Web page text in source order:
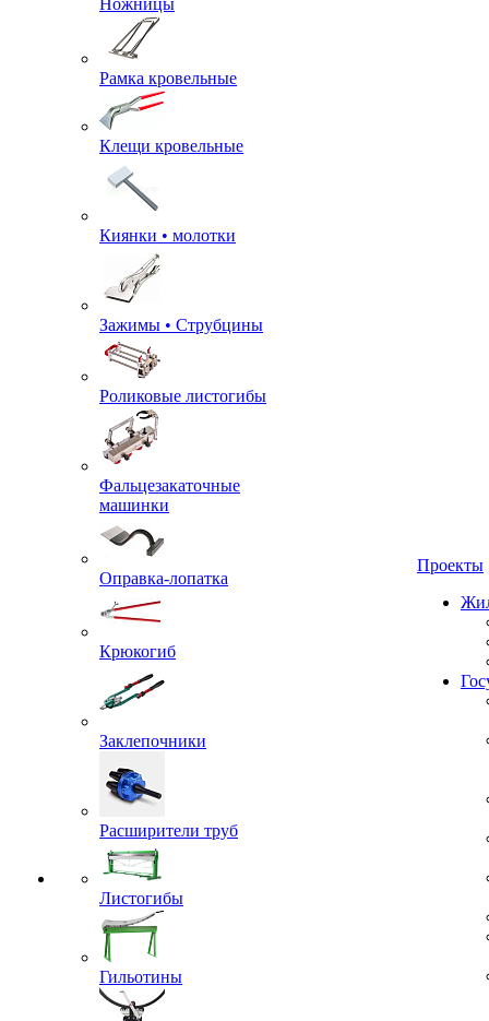
Ножницы
Рамка кровельные
Клещи кровельные
Киянки • молотки
Зажимы • Струбцины
Роликовые листогибы
Фальцезакаточные
машинки
Оправка-лопатка
Крюкогиб
Заклепочники
Расширители труб
Листогибы
Гильотины